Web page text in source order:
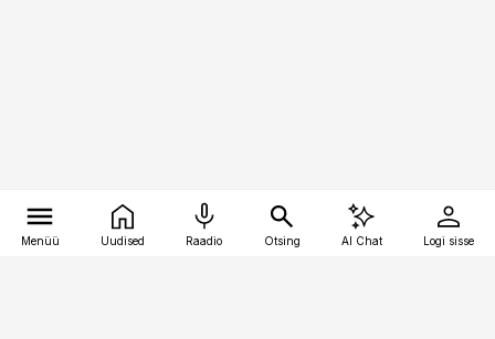
Menüü Uudised Raadio Otsing AI Chat Logi sisse